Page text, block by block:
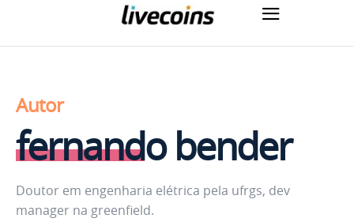
Autor
fernando bender
Doutor em engenharia elétrica pela ufrgs, dev
manager na greenfield.